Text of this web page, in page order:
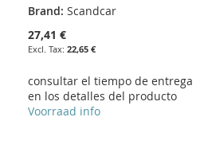
Brand: Scandcar
27,41 €
22,65 €
consultar el tiempo de entrega
en los detalles del producto
Voorraad info